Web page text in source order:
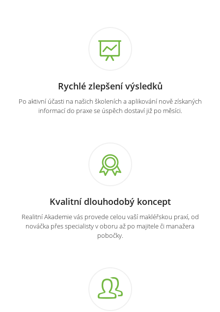
Rychlé zlepšení výsledků
Po aktivní účasti na našich školeních a aplikování nově získaných
informací do praxe se úspěch dostaví již po měsíci.
Kvalitní dlouhodobý koncept
Realitní Akademie vás provede celou vaší makléřskou praxí, od
nováčka přes specialisty v oboru až po majitele či manažera
pobočky.